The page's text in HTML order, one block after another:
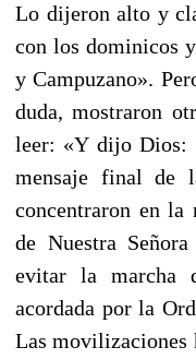
Lo dijeron alto y
con los dominicos
y Campuzano».
duda, mostraron
leer: «Y dijo Dios:
mensaje final de
concentraron en la
de Nuestra
evitar la marcha
acordada por la
Las movilizaciones